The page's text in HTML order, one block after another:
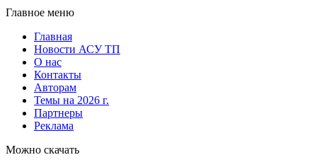
Главное меню
Главная
Новости АСУ ТП
О нас
Контакты
Авторам
Темы на 2026 г.
Партнеры
Реклама
Можно скачать